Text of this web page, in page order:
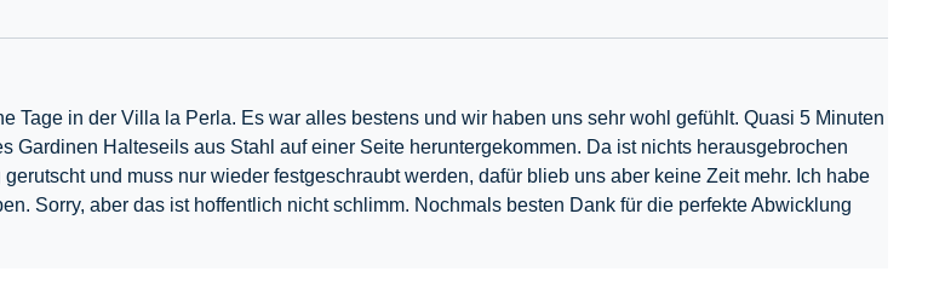
Tage in der Villa la Perla. Es war alles bestens und wir haben uns sehr wohl gefühlt. Quasi 5 Minuten
Gardinen Halteseils aus Stahl auf einer Seite heruntergekommen. Da ist nichts herausgebrochen
und muss nur wieder festgeschraubt werden, dafür blieb uns aber keine Zeit mehr. Ich habe
Sorry, aber das ist hoffentlich nicht schlimm. Nochmals besten Dank für die perfekte Abwicklung